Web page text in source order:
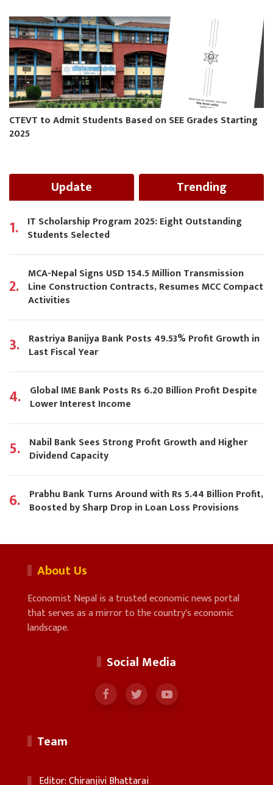
CTEVT to Admit Students Based on SEE Grades Starting
2025
Update Trending
1. IT Scholarship Program 2025: Eight Outstanding
Students Selected
2.
MCA-Nepal Signs USD 154.5 Million Transmission
Line Construction Contracts, Resumes MCC Compact
Activities
3. Rastriya Banijya Bank Posts 49.53% Profit Growth in
Last Fiscal Year
4. Global IME Bank Posts Rs 6.20 Billion Profit Despite
Lower Interest Income
5. Nabil Bank Sees Strong Profit Growth and Higher
Dividend Capacity
6. Prabhu Bank Turns Around with Rs 5.44 Billion Profit,
Boosted by Sharp Drop in Loan Loss Provisions
About Us
Economist Nepal is a trusted economic news portal
that serves as a mirror to the country's economic
landscape.
Social Media
Team
Editor: Chiranjivi Bhattarai